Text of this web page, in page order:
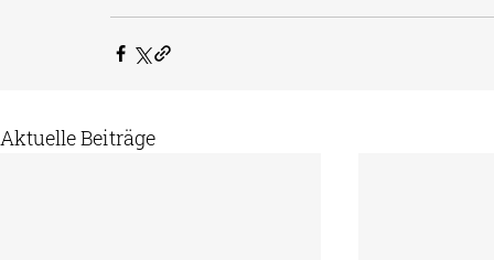
Aktuelle Beiträge